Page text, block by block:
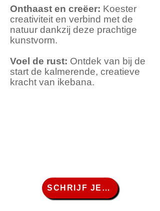
Onthaast en creëer: Koester
creativiteit en verbind met de
natuur dankzij deze prachtige
kunstvorm.
Voel de rust: Ontdek van bij de
start de kalmerende, creatieve
kracht van ikebana.
SCHRIJF JE IN